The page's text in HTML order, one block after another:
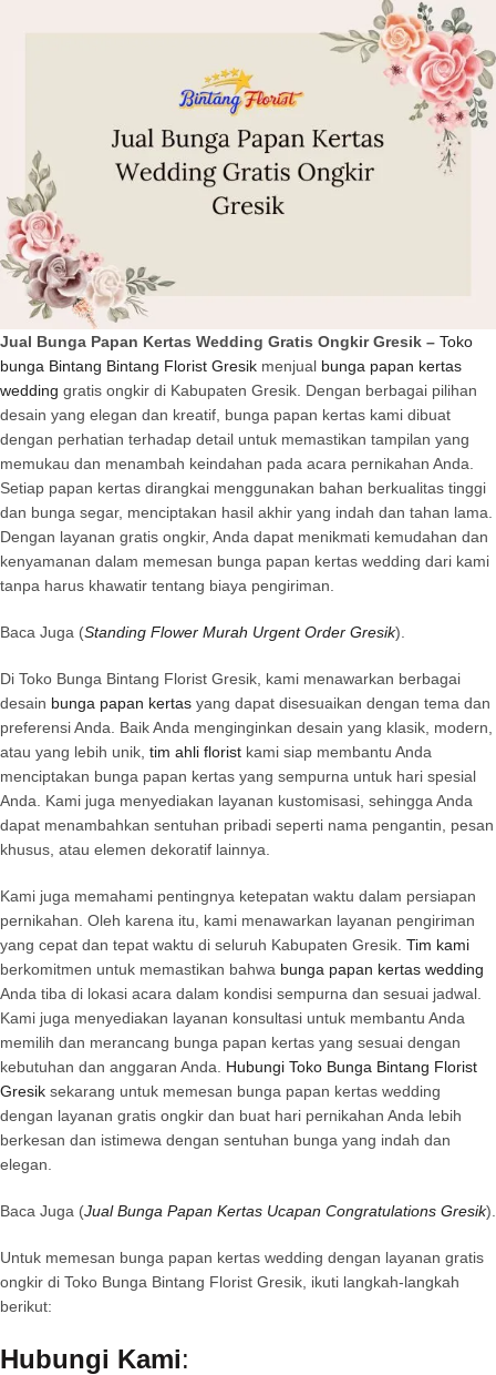
Jual Bunga Papan Kertas Wedding Gratis Ongkir Gresik – Toko
bunga Bintang Bintang Florist Gresik menjual bunga papan kertas
wedding gratis ongkir di Kabupaten Gresik. Dengan berbagai pilihan
desain yang elegan dan kreatif, bunga papan kertas kami dibuat
dengan perhatian terhadap detail untuk memastikan tampilan yang
memukau dan menambah keindahan pada acara pernikahan Anda.
Setiap papan kertas dirangkai menggunakan bahan berkualitas tinggi
dan bunga segar, menciptakan hasil akhir yang indah dan tahan lama.
Dengan layanan gratis ongkir, Anda dapat menikmati kemudahan dan
kenyamanan dalam memesan bunga papan kertas wedding dari kami
tanpa harus khawatir tentang biaya pengiriman.
Baca Juga (Standing Flower Murah Urgent Order Gresik).
Di Toko Bunga Bintang Florist Gresik, kami menawarkan berbagai
desain bunga papan kertas yang dapat disesuaikan dengan tema dan
preferensi Anda. Baik Anda menginginkan desain yang klasik, modern,
atau yang lebih unik, tim ahli florist kami siap membantu Anda
menciptakan bunga papan kertas yang sempurna untuk hari spesial
Anda. Kami juga menyediakan layanan kustomisasi, sehingga Anda
dapat menambahkan sentuhan pribadi seperti nama pengantin, pesan
khusus, atau elemen dekoratif lainnya.
Kami juga memahami pentingnya ketepatan waktu dalam persiapan
pernikahan. Oleh karena itu, kami menawarkan layanan pengiriman
yang cepat dan tepat waktu di seluruh Kabupaten Gresik. Tim kami
berkomitmen untuk memastikan bahwa bunga papan kertas wedding
Anda tiba di lokasi acara dalam kondisi sempurna dan sesuai jadwal.
Kami juga menyediakan layanan konsultasi untuk membantu Anda
memilih dan merancang bunga papan kertas yang sesuai dengan
kebutuhan dan anggaran Anda. Hubungi Toko Bunga Bintang Florist
Gresik sekarang untuk memesan bunga papan kertas wedding
dengan layanan gratis ongkir dan buat hari pernikahan Anda lebih
berkesan dan istimewa dengan sentuhan bunga yang indah dan
elegan.
Baca Juga (Jual Bunga Papan Kertas Ucapan Congratulations Gresik).
Untuk memesan bunga papan kertas wedding dengan layanan gratis
ongkir di Toko Bunga Bintang Florist Gresik, ikuti langkah-langkah
berikut:
Hubungi Kami: